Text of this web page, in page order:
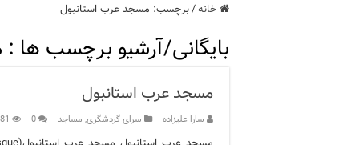
مرکز خرید پولات استانبول
ویژگی‌های رفتاری و اجتماعی
ویژگی‌های منفی شخصیت در
خانه/برچسب: مسجد عرب استانبول
بایگانی/آرشیو برچسب ها :
مسجد عرب استانبول
سارا علیزاده سرای گردشگری, مساجد 0